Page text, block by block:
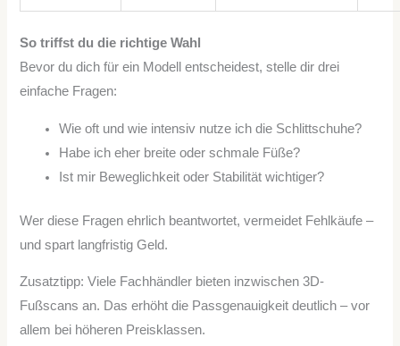
So triffst du die richtige Wahl
Bevor du dich für ein Modell entscheidest, stelle dir drei
einfache Fragen:
Wie oft und wie intensiv nutze ich die Schlittschuhe?
Habe ich eher breite oder schmale Füße?
Ist mir Beweglichkeit oder Stabilität wichtiger?
Wer diese Fragen ehrlich beantwortet, vermeidet Fehlkäufe –
und spart langfristig Geld.
Zusatztipp: Viele Fachhändler bieten inzwischen 3D-
Fußscans an. Das erhöht die Passgenauigkeit deutlich – vor
allem bei höheren Preisklassen.